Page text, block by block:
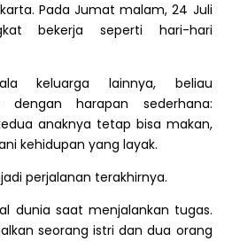
Pada Jumat malam, 24 Juli
bekerja seperti hari-hari
keluarga lainnya, beliau
dengan harapan sederhana:
anaknya tetap bisa makan,
kehidupan yang layak.
perjalanan terakhirnya.
dunia saat menjalankan tugas.
seorang istri dan dua orang